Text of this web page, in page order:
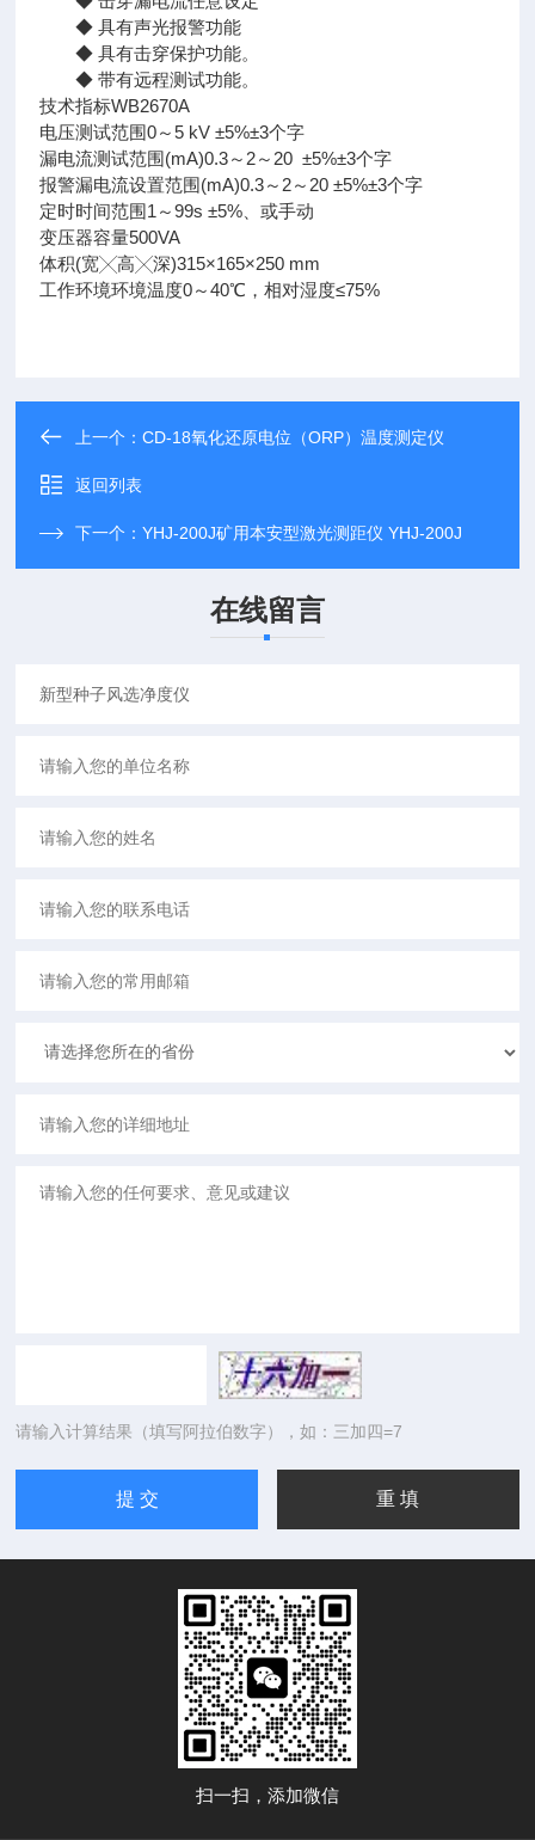
◆ 具有声光报警功能
◆ 具有击穿保护功能。
◆ 带有远程测试功能。
技术指标WB2670A
电压测试范围0～5 kV ±5%±3个字
漏电流测试范围(mA)0.3～2～20 ±5%±3个字
报警漏电流设置范围(mA)0.3～2～20 ±5%±3个字
定时时间范围1～99s ±5%、或手动
变压器容量500VA
体积(宽╳高╳深)315×165×250 mm
工作环境环境温度0～40℃，相对湿度≤75%
上一个：CD-18氧化还原电位（ORP）温度测定仪
返回列表
下一个：YHJ-200J矿用本安型激光测距仪 YHJ-200J
在线留言
请输入计算结果（填写阿拉伯数字），如：三加四=7
扫一扫，添加微信